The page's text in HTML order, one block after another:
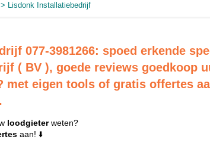
> Lisdonk Installatiebedrijf
077-3981266: spoed erkende
( BV ), goede reviews goedkoop
met eigen tools of gratis offertes
loodgieterweten?
aan! ⬇️